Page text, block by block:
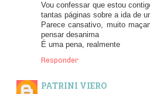
Vou confessar que estou
tantas páginas sobre a ida de
Parece cansativo, muito
pensar desanima
É uma pena, realmente
Responder
PATRINI VIERO